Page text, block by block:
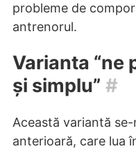
probleme de
antrenorul.
Varianta “ne
și simplu” #
Această variantă
anterioară, care lua